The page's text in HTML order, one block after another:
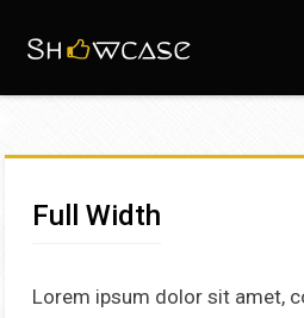
Full Width
Lorem ipsum dolor sit amet,